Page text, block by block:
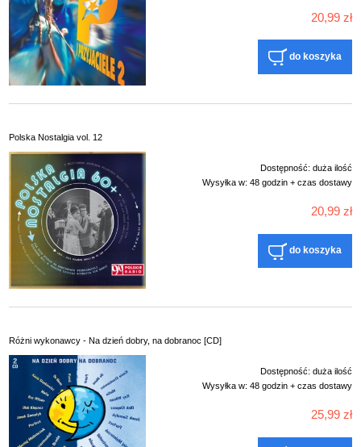
20,99 zł
do koszyka
Polska Nostalgia vol. 12
Dostępność: duża ilość
Wysyłka w: 48 godzin + czas dostawy
20,99 zł
do koszyka
Różni wykonawcy - Na dzień dobry, na dobranoc [CD]
Dostępność: duża ilość
Wysyłka w: 48 godzin + czas dostawy
25,99 zł